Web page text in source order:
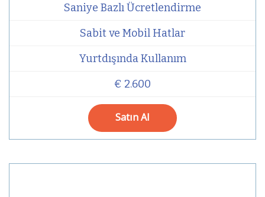
Saniye Bazlı Ücretlendirme
Sabit ve Mobil Hatlar
Yurtdışında Kullanım
€ 2.600
Satın Al